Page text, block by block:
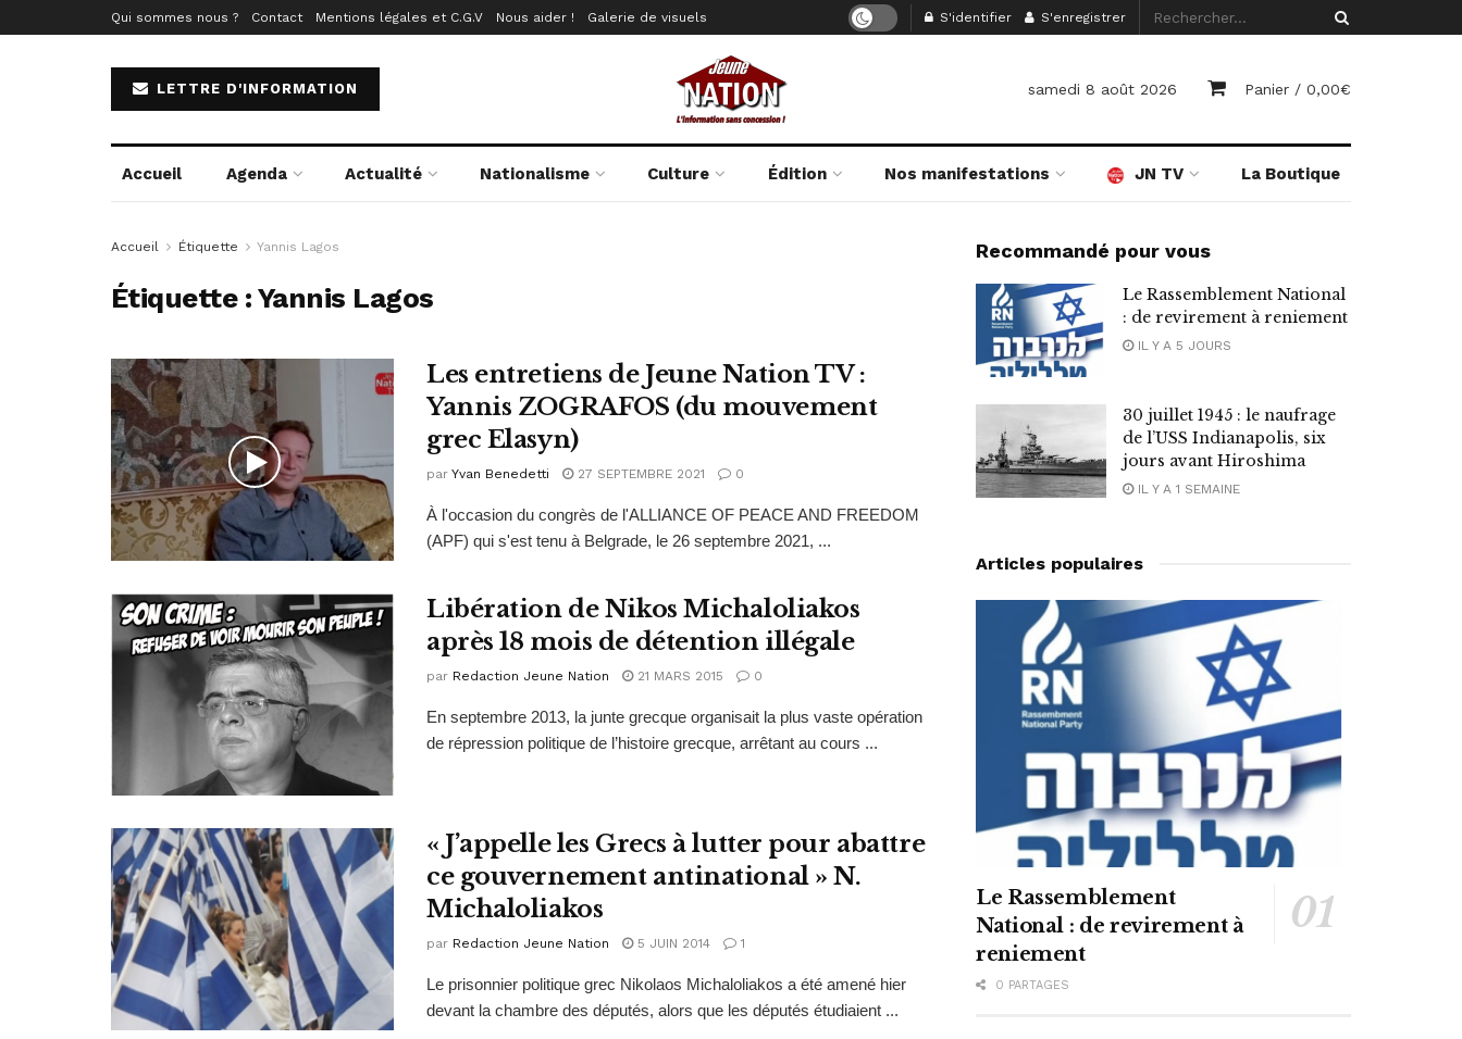
Qui sommes nous ? Contact Mentions légales et C.G.V Nous aider ! Galerie de visuels S'identifier S'enregistrer
LETTRE D'INFORMATION samedi 8 août 2026 Panier / 0,00€
Accueil Agenda Actualité Nationalisme Culture Édition Nos manifestations JN TV La Boutique
Accueil Étiquette Yannis Lagos
Étiquette : Yannis Lagos
Les entretiens de Jeune Nation TV :
Yannis ZOGRAFOS (du mouvement
grec Elasyn)
par Yvan Benedetti 27 SEPTEMBRE 2021 0
À l'occasion du congrès de l'ALLIANCE OF PEACE AND FREEDOM
(APF) qui s'est tenu à Belgrade, le 26 septembre 2021, ...
Libération de Nikos Michaloliakos
après 18 mois de détention illégale
par Redaction Jeune Nation 21 MARS 2015 0
En septembre 2013, la junte grecque organisait la plus vaste opération
de répression politique de l’histoire grecque, arrêtant au cours ...
« J’appelle les Grecs à lutter pour abattre
ce gouvernement antinational » N.
Michaloliakos
par Redaction Jeune Nation 5 JUIN 2014 1
Le prisonnier politique grec Nikolaos Michaloliakos a été amené hier
devant la chambre des députés, alors que les députés étudiaient ...
Recommandé pour vous
Le Rassemblement National
: de revirement à reniement
IL Y A 5 JOURS
30 juillet 1945 : le naufrage
de l’USS Indianapolis, six
jours avant Hiroshima
IL Y A 1 SEMAINE
Articles populaires
Le Rassemblement
National : de revirement à
reniement
0 PARTAGES